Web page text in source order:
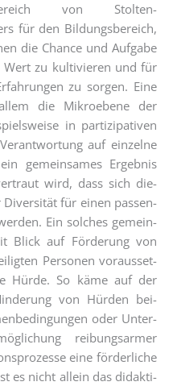
von Stol­ten­
für den Bil­dungs­be­reich,
die Chan­ce und Auf­ga­be
Wert zu kul­ti­vie­ren und für
zu sor­gen. Eine
die Mikroebe­ne der
in par­ti­zi­pa­ti­ven
auf ein­zel­ne
gemein­sa­mes Ergeb­nis
wird, dass sich die­
Diver­si­tät für einen pas­sen­
Ein sol­ches gemein­
Blick auf För­de­rung von
Per­so­nen vor­aus­set­
Hür­de. So käme auf der
von Hür­den bei­
oder Unter­
rei­bungs­ar­mer
eine för­der­li­che
es nicht allein das didak­ti­